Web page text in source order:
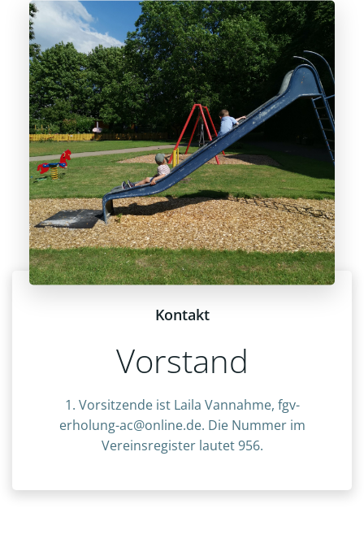
Kontakt
Vorstand
1. Vorsitzende ist Laila Vannahme, fgv-
erholung-ac@online.de. Die Nummer im
Vereinsregister lautet 956.